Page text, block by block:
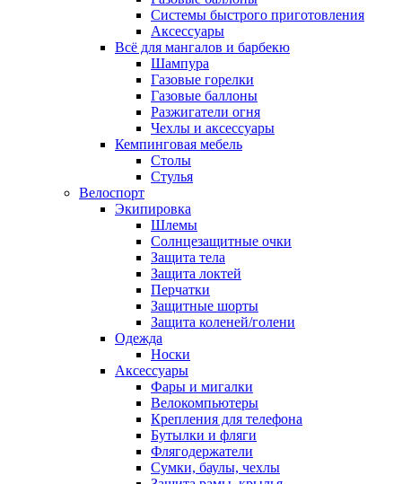
Системы быстрого приготовления
Аксессуары
Всё для мангалов и барбекю
Шампура
Газовые горелки
Газовые баллоны
Разжигатели огня
Чехлы и аксессуары
Кемпинговая мебель
Столы
Стулья
Велоспорт
Экипировка
Шлемы
Солнцезащитные очки
Защита тела
Защита локтей
Перчатки
Защитные шорты
Защита коленей/голени
Одежда
Носки
Аксессуары
Фары и мигалки
Велокомпьютеры
Крепления для телефона
Бутылки и фляги
Флягодержатели
Сумки, баулы, чехлы